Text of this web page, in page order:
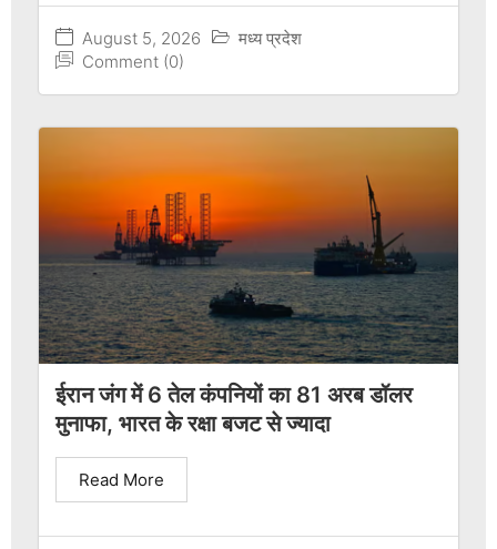
August 5, 2026
मध्य प्रदेश
Comment (0)
ईरान जंग में 6 तेल कंपनियों का 81 अरब डॉलर
मुनाफा, भारत के रक्षा बजट से ज्यादा
Read More